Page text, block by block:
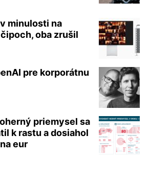
minulosti na
oba zrušil
pre korporátnu
priemysel sa
k rastu a dosiahol
eur